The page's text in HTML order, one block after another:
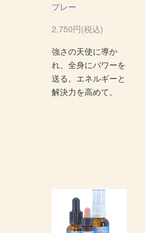
プレー
2,750円(税込)
強さの天使に導か
れ、全身にパワーを
送る。エネルギーと
解決力を高めて。